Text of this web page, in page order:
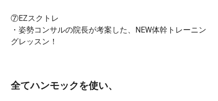
⑦EZスクトレ
・姿勢コンサルの院長が考案した、NEW体幹トレーニン
グレッスン！
全てハンモックを使い、